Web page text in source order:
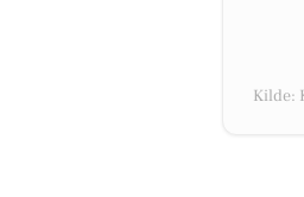
Kilde: